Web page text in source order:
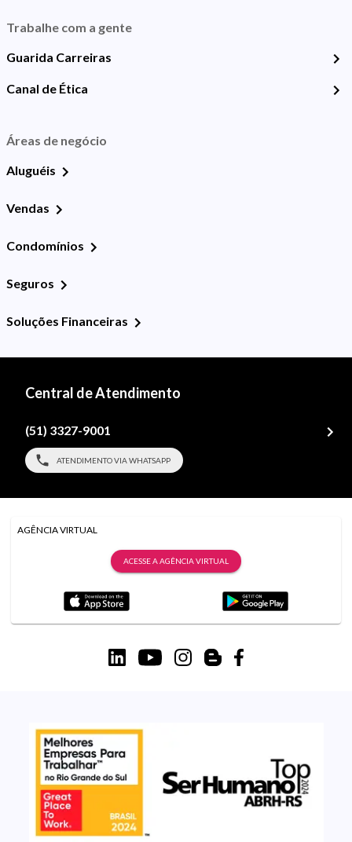
Trabalhe com a gente
Guarida Carreiras
Canal de Ética
Áreas de negócio
Aluguéis
Vendas
Condomínios
Seguros
Soluções Financeiras
Central de Atendimento
(51) 3327-9001
ATENDIMENTO VIA WHATSAPP
AGÊNCIA VIRTUAL
ACESSE A AGÊNCIA VIRTUAL